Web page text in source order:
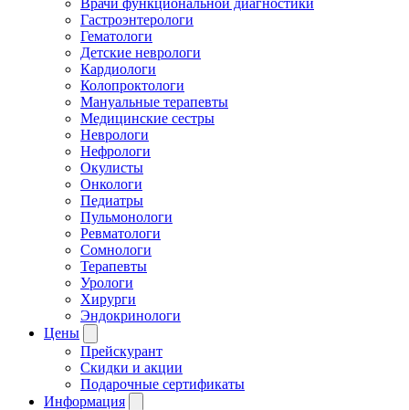
Гастроэнтерологи
Гематологи
Детские неврологи
Кардиологи
Колопроктологи
Мануальные терапевты
Медицинские сестры
Неврологи
Нефрологи
Окулисты
Онкологи
Педиатры
Пульмонологи
Ревматологи
Сомнологи
Терапевты
Урологи
Хирурги
Эндокринологи
Цены
Прейскурант
Скидки и акции
Подарочные сертификаты
Информация